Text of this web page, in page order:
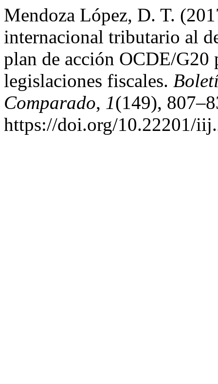
Mendoza López, D. T.
internacional tributario al
plan de acción OCDE/G20
legislaciones fiscales.
Comparado, 1(149),
https://doi.org/10.22201/